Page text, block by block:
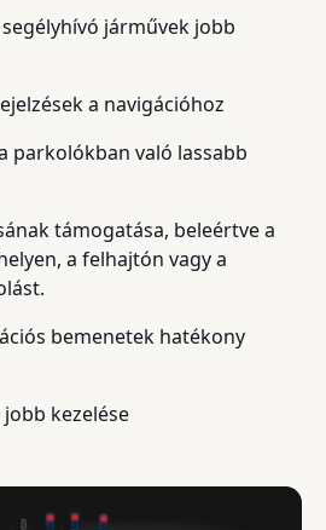
járművek jobb
a navigációhoz
parkolókban való lassabb
támogatása, beleértve a
a felhajtón vagy a
bemenetek hatékony
kezelése